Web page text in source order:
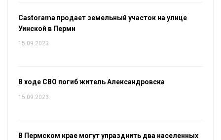
Castorama продает земельный участок на улице
Уинской в Перми
15.09.2023
В ходе СВО погиб житель Александровска
15.09.2023
В Пермском крае могут упразднить два населенных